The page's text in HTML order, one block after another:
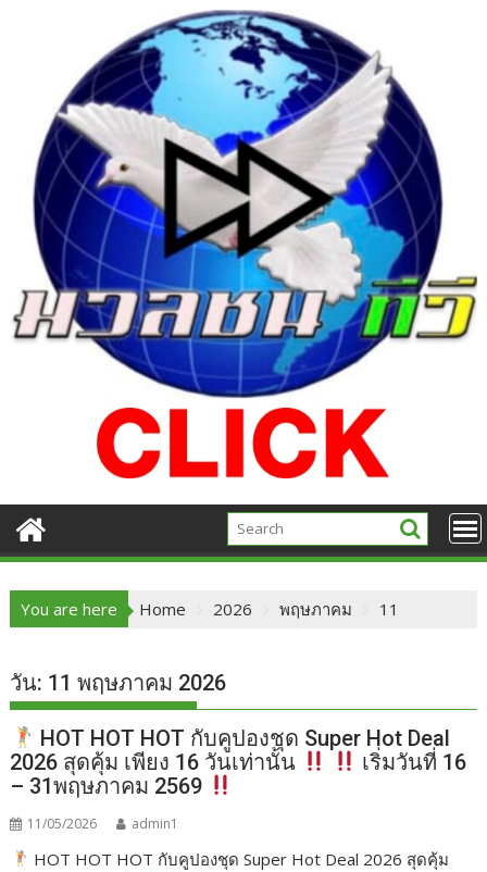
You are here Home 2026 พฤษภาคม 11
วัน: 11 พฤษภาคม 2026
HOT HOT HOT กับคูปองชุด Super Hot Deal
2026 สุดคุ้ม เพียง 16 วันเท่านั้น
เริ่มวันที่ 16
– 31พฤษภาคม 2569
11/05/2026 admin1
HOT HOT HOT กับคูปองชุด Super Hot Deal 2026 สุดคุ้ม